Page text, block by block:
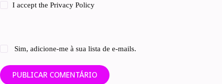
I accept thePrivacy Policy
Sim, adicione-me à sua lista de e-mails.
PUBLICAR COMENTÁRIO